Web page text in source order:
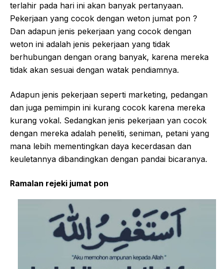
terlahir pada hari ini akan banyak pertanyaan.
Pekerjaan yang cocok dengan weton jumat pon ?
Dan adapun jenis pekerjaan yang cocok dengan
weton ini adalah jenis pekerjaan yang tidak
berhubungan dengan orang banyak, karena mereka
tidak akan sesuai dengan watak pendiamnya.
Adapun jenis pekerjaan seperti marketing, pedangan
dan juga pemimpin ini kurang cocok karena mereka
kurang vokal. Sedangkan jenis pekerjaan yan cocok
dengan mereka adalah peneliti, seniman, petani yang
mana lebih mementingkan daya kecerdasan dan
keuletannya dibandingkan dengan pandai bicaranya.
Ramalan rejeki jumat pon